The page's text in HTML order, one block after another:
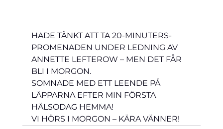
HADE TÄNKT ATT TA 20-MINUTERS-
PROMENADEN UNDER LEDNING AV
ANNETTE LEFTEROW – MEN DET FÅR
BLI I MORGON.
SOMNADE MED ETT LEENDE PÅ
LÄPPARNA EFTER MIN FÖRSTA
HÄLSODAG HEMMA!
VI HÖRS I MORGON – KÄRA VÄNNER!